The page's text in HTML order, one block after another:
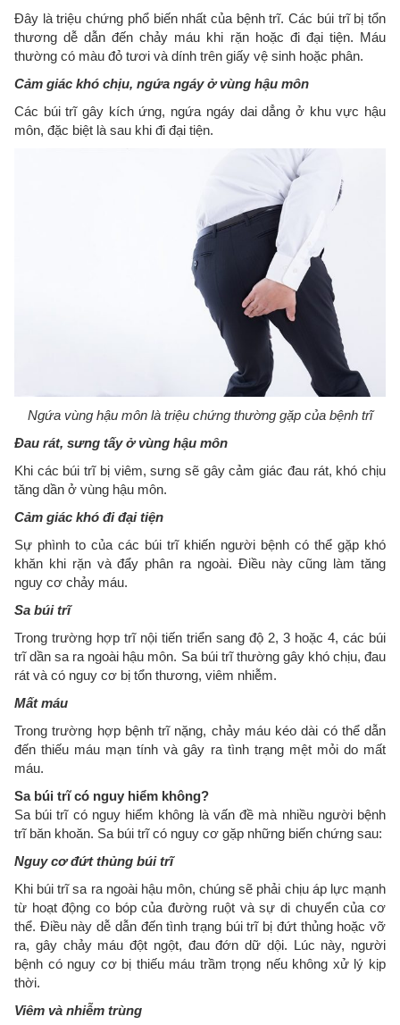
Đây là triệu chứng phổ biến nhất của bệnh trĩ. Các búi trĩ bị tổn
thương dễ dẫn đến chảy máu khi rặn hoặc đi đại tiện. Máu
thường có màu đỏ tươi và dính trên giấy vệ sinh hoặc phân.
Cảm giác khó chịu, ngứa ngáy ở vùng hậu môn
Các búi trĩ gây kích ứng, ngứa ngáy dai dẳng ở khu vực hậu
môn, đặc biệt là sau khi đi đại tiện.
Ngứa vùng hậu môn là triệu chứng thường gặp của bệnh trĩ
Đau rát, sưng tấy ở vùng hậu môn
Khi các búi trĩ bị viêm, sưng sẽ gây cảm giác đau rát, khó chịu
tăng dần ở vùng hậu môn.
Cảm giác khó đi đại tiện
Sự phình to của các búi trĩ khiến người bệnh có thể gặp khó
khăn khi rặn và đẩy phân ra ngoài. Điều này cũng làm tăng
nguy cơ chảy máu.
Sa búi trĩ
Trong trường hợp trĩ nội tiến triển sang độ 2, 3 hoặc 4, các búi
trĩ dần sa ra ngoài hậu môn. Sa búi trĩ thường gây khó chịu, đau
rát và có nguy cơ bị tổn thương, viêm nhiễm.
Mất máu
Trong trường hợp bệnh trĩ nặng, chảy máu kéo dài có thể dẫn
đến thiếu máu mạn tính và gây ra tình trạng mệt mỏi do mất
máu.
Sa búi trĩ có nguy hiểm không?
Sa búi trĩ có nguy hiểm không là vấn đề mà nhiều người bệnh
trĩ băn khoăn. Sa búi trĩ có nguy cơ gặp những biến chứng sau:
Nguy cơ đứt thủng búi trĩ
Khi búi trĩ sa ra ngoài hậu môn, chúng sẽ phải chịu áp lực mạnh
từ hoạt động co bóp của đường ruột và sự di chuyển của cơ
thể. Điều này dễ dẫn đến tình trạng búi trĩ bị đứt thủng hoặc vỡ
ra, gây chảy máu đột ngột, đau đớn dữ dội. Lúc này, người
bệnh có nguy cơ bị thiếu máu trầm trọng nếu không xử lý kịp
thời.
Viêm và nhiễm trùng